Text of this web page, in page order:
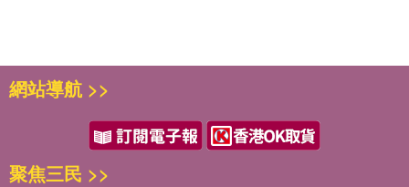
網站導航 >>
聚焦三民 >>